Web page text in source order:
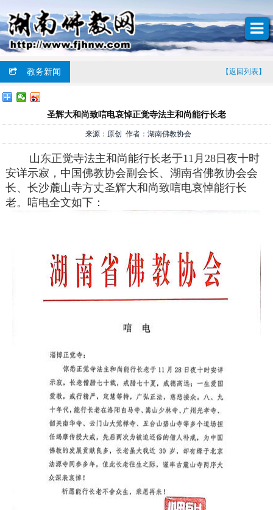
教务新闻 【返回列表】
圣辉大和尚致唁电哀悼正觉寺法主和尚能行长老
来源：原创 作者：湖南佛教协会
山东正觉寺法主和尚能行长老于11月28日夜十时
安详示寂，中国佛教协会副会长、湖南省佛教协会会
长、长沙麓山寺方丈圣辉大和尚致唁电哀悼能行长
老。唁电全文如下：